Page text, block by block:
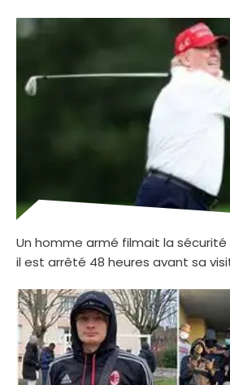
Un homme armé filmait la sécurité
il est arrêté 48 heures avant sa